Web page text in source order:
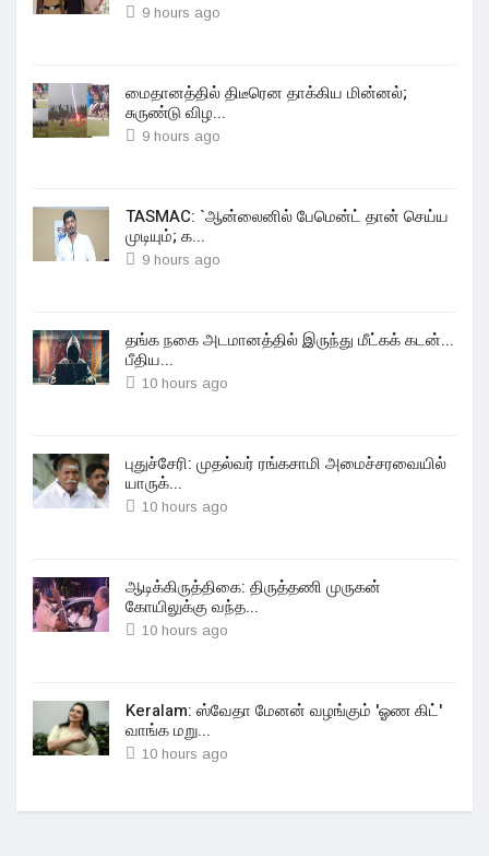
9 hours ago
மைதானத்தில் திடீரென தாக்கிய மின்னல்;
சுருண்டு விழ...
9 hours ago
TASMAC: `ஆன்லைனில் பேமென்ட் தான் செய்ய
முடியும்; க...
9 hours ago
தங்க நகை அடமானத்தில் இருந்து மீட்கக் கடன்...
பீதிய...
10 hours ago
புதுச்சேரி: முதல்வர் ரங்கசாமி அமைச்சரவையில்
யாருக்...
10 hours ago
ஆடிக்கிருத்திகை: திருத்தணி முருகன்
கோயிலுக்கு வந்த...
10 hours ago
Keralam: ஸ்வேதா மேனன் வழங்கும் 'ஓண கிட்'
வாங்க மறு...
10 hours ago